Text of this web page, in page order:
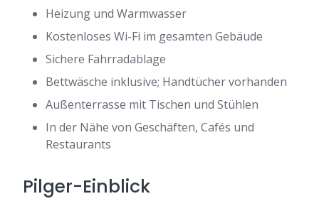
Heizung und Warmwasser
Kostenloses Wi-Fi im gesamten Gebäude
Sichere Fahrradablage
Bettwäsche inklusive; Handtücher vorhanden
Außenterrasse mit Tischen und Stühlen
In der Nähe von Geschäften, Cafés und
Restaurants
Pilger-Einblick